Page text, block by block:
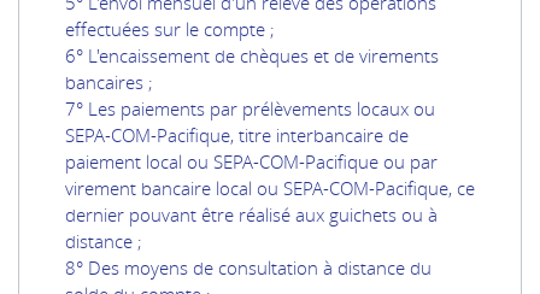
effectuées sur le compte ;
6° L'encaissement de chèques et de virements
bancaires ;
7° Les paiements par prélèvements locaux ou
SEPA-COM-Pacifique, titre interbancaire de
paiement local ou SEPA-COM-Pacifique ou par
virement bancaire local ou SEPA-COM-Pacifique, ce
dernier pouvant être réalisé aux guichets ou à
distance ;
8° Des moyens de consultation à distance du